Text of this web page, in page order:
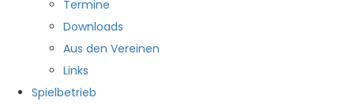
Termine
Downloads
Aus den Vereinen
Links
Spielbetrieb